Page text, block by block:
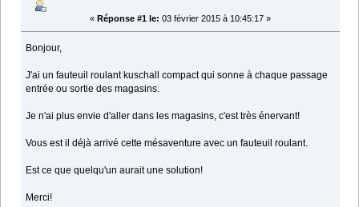
« Réponse #1 le: 03 février 2015 à 10:45:17 »
Bonjour,
J'ai un fauteuil roulant kuschall compact qui sonne à chaque passage
entrée ou sortie des magasins.
Je n'ai plus envie d'aller dans les magasins, c'est très énervant!
Vous est il déjà arrivé cette mésaventure avec un fauteuil roulant.
Est ce que quelqu'un aurait une solution!
Merci!